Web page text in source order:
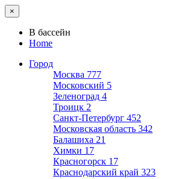
×
В бассейн
Home
Город
Москва 777
Московский 5
Зеленоград 4
Троицк 2
Санкт-Петербург 452
Московская область 342
Балашиха 21
Химки 17
Красногорск 17
Краснодарский край 323